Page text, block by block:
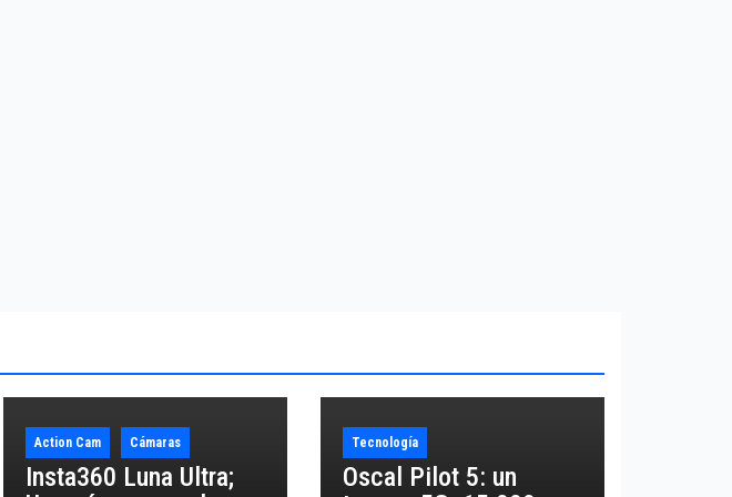
Action Cam Cámaras
Insta360 Luna Ultra;
Tecnología
Oscal Pilot 5: un